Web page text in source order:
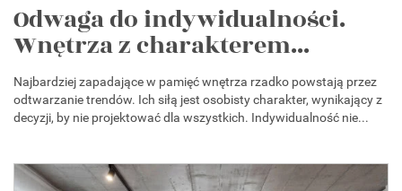
Odwaga do indywidualności.
Wnętrza z charakterem...
Najbardziej zapadające w pamięć wnętrza rzadko powstają przez
odtwarzanie trendów. Ich siłą jest osobisty charakter, wynikający z
decyzji, by nie projektować dla wszystkich. Indywidualność nie...